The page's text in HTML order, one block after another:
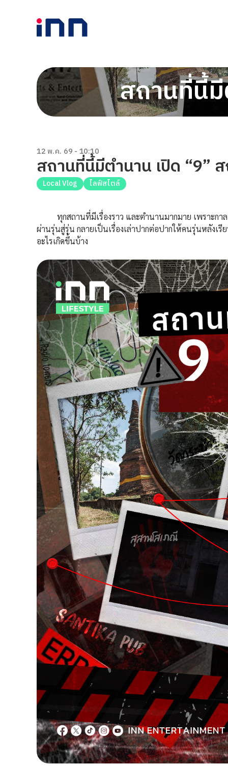
สถานที่นี้
12 พ.ค. 69 - 10:10
สถานที่นี้มีตำนาน เปิด “9”
Local Vlog ไลฟ์สไตล์
ทุกสถานที่มีเรื่องราว และตำนานมากมาย เพราะกา
ผ่านรุ่นสู่รุ่น กลายเป็นเรื่องเล่าปากต่อปากให้คนรุ่นหลังเ
อะไรเกิดขึ้นบ้าง